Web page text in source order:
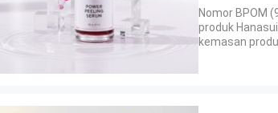
Nomor BPOM
produk
kemasan